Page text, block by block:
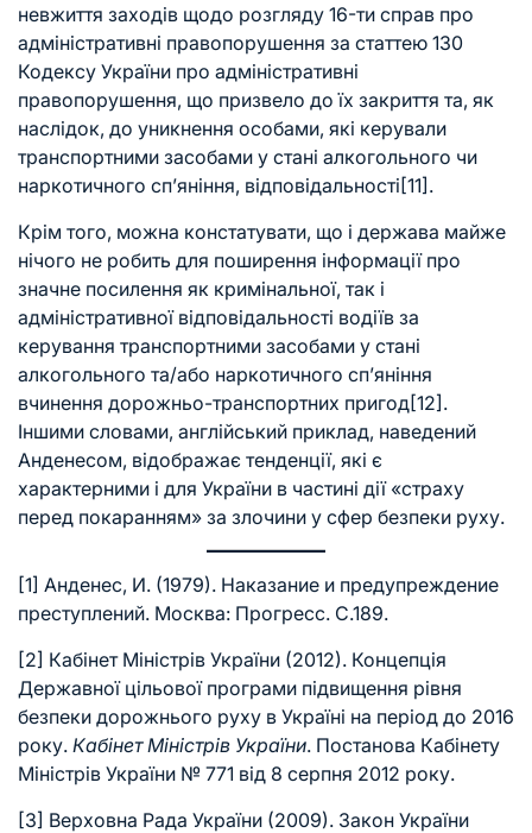
невжиття заходів щодо розгляду 16-ти справ про
адміністративні правопорушення за статтею 130
Кодексу України про адміністративні
правопорушення, що призвело до їх закриття та, як
наслідок, до уникнення особами, які керували
транспортними засобами у стані алкогольного чи
наркотичного сп’яніння, відповідальності [11] .
Крім того, можна констатувати, що і держава майже
нічого не робить для поширення інформації про
значне посилення як кримінальної, так і
адміністративної відповідальності водіїв за
керування транспортними засобами у стані
алкогольного та/або наркотичного сп’яніння
вчинення дорожньо-транспортних пригод[12] .
Іншими словами, англійський приклад, наведений
Анденесом, відображає тенденції, які є
характерними і для України в частині дії «страху
перед покаранням» за злочини у сфер безпеки руху.
[1] Анденес, И. (1979). Наказание и предупреждение
преступлений. Москва: Прогресс. С.189.
[2] Кабінет Міністрів України (2012). Концепція
Державної цільової програми підвищення рівня
безпеки дорожнього руху в Україні на період до 2016
року. Кабінет Міністрів України. Постанова Кабінету
Міністрів України № 771 від 8 серпня 2012 року.
[3] Верховна Рада України (2009). Закон України